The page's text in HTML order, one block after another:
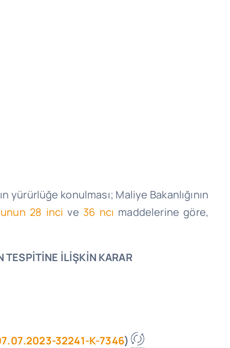
yürürlüğe konulması; Maliye Bakanlığının
28 inci ve 36 ncı maddelerine göre,
TESPİTİNE İLİŞKİN KARAR
32241-K-7346)